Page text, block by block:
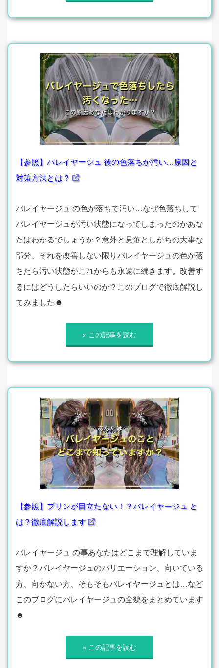
【参照】バレイヤージュ 後の色落ちが汚い…原因と
対策方法とは？
バレイヤージュ の色が落ちて汚い…なぜ色落ちして
バレイヤージュが汚い状態になってしまったのかあな
たはわかるでしょうか？意外と見落としがちの大事な
部分、それを改善しない限りバレイヤージュの色が落
ちたら汚い状態がこれからも永遠に続きます。改善す
るにはどうしたらいいのか？このブログで徹底解説し
てみました☻
» この記事を読む
【参照】プリンが目立たない！？バレイヤージュ と
は？徹底解説します
バレイヤージュ の事あなたはどこまで理解していま
すか？バレイヤージュのバリエーション、向いている
方、向かない方、そもそもバレイヤージュとは…など
このブログにバレイヤージュの全貌をまとめています
☻
» この記事を読む